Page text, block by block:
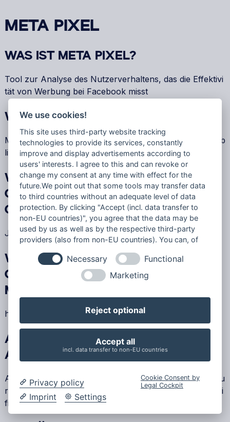
META PIXEL
WAS IST META PIXEL?
Tool zur Analyse des Nutzerverhaltens, das die Effektivi
tät von Werbung bei Facebook misst
WER VERARBEITET IHRE DATEN?
Meta Platforms Ireland Ltd., 4 Grand Canal Square, Dub
lin 2, Irland
WURDE EIN VERTRAG ÜBER AUFTRA
GSVERARBEITUNG MIT META PIXEL
GESCHLOSSEN?
Ja
WO FINDEN SIE WEITERE INFORMATI
ONEN ÜBER DEN DATENSCHUTZ BEI
META PIXEL?
https://de-de.facebook.com/about/privacy/
AUF WELCHER GRUNDLAGE ÜBERTR
AGEN WIR IHRE DATEN IN DIE USA?
Auf Grundlage des Angemessenheitsbeschlusses der Eu
ropäischen Kommission sowie der entsprechenden Zerti
fizierung des Unternehmens.
We use cookies!
This site uses third-party website tracking
technologies to provide its services, constantly
improve and display advertisements according to
users' interests. I agree to this and can revoke or
change my consent at any time with effect for the
future.We point out that some tools may transfer data
to third countries without an adequate level of data
protection. By clicking "Accept (incl. data transfer to
non-EU countries)", you agree that the data may be
used by us as well as by the respective third-party
providers (also from non-EU countries). You can, of
Necessary
Functional
Marketing
Reject optional
Accept all
incl. data transfer to non-EU countries
Privacy policy
Imprint
Settings
Cookie Consent by
Legal Cockpit